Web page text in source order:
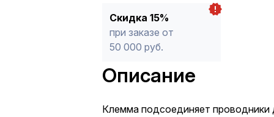
Скидка 15%
при заказе от
50 000 руб.
Описание
Клемма подсоединяет проводники